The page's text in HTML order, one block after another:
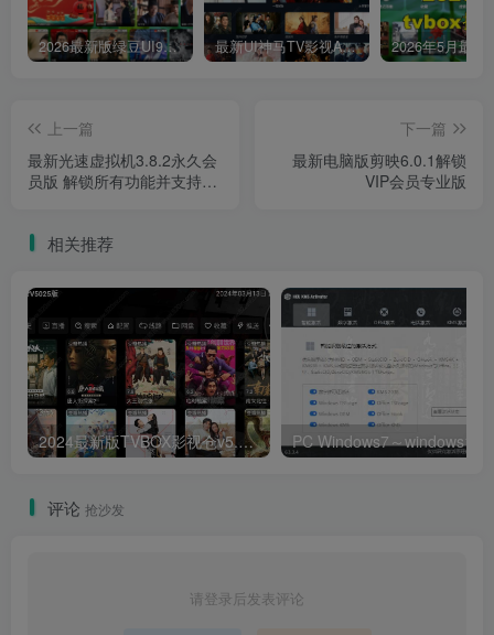
2026最新版绿豆UI9双端影视APP源码 最新UI神马TV影视APP源码 乐檬影视苹果CMS后台 包含前后端源码
上一篇
最新光速虚拟机3.8.2永久会
员版 解锁所有功能并支持虚
下一篇
最新电脑版剪映6.0.1解锁
VIP会员专业版
相关推荐
2024最新版TVBOX影视仓v5.0.25脱壳解密版 已去除弹窗提示及顶部提示 可内置tvbox仓库接口 内附三个修改版本
评论 抢沙发
请登录后发表评论